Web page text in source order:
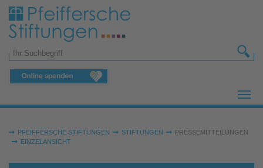
Zum Hauptinhalt springen
Suchformular
Sie sind hier:
PFEIFFERSCHE STIFTUNGEN STIFTUNGEN
PRESSEMITTEILUNGEN
EINZELANSICHT